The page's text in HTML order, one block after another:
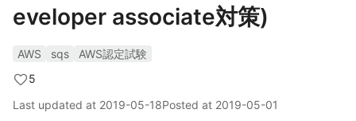
eveloper associate対策)
AWS sqs
AWS認定試験
5
Last updated at 2019-05-18Posted at 2019-05-01